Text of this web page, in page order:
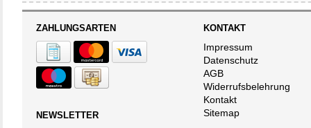
ZAHLUNGSARTEN
NEWSLETTER
KONTAKT
Impressum
Datenschutz
AGB
Widerrufsbelehrung
Kontakt
Sitemap